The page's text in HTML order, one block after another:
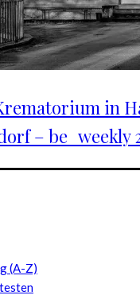
in
– be_weekly
(A-Z)